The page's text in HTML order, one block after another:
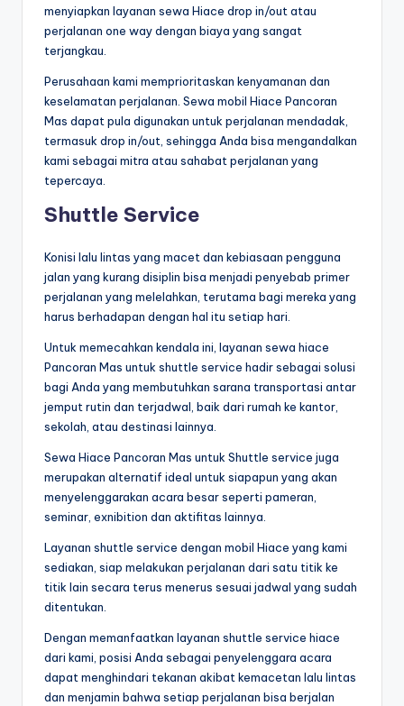
menyiapkan layanan sewa Hiace drop in/out atau
perjalanan one way dengan biaya yang sangat
terjangkau.
Perusahaan kami memprioritaskan kenyamanan dan
keselamatan perjalanan. Sewa mobil Hiace Pancoran
Mas dapat pula digunakan untuk perjalanan mendadak,
termasuk drop in/out, sehingga Anda bisa mengandalkan
kami sebagai mitra atau sahabat perjalanan yang
tepercaya.
Shuttle Service
Konisi lalu lintas yang macet dan kebiasaan pengguna
jalan yang kurang disiplin bisa menjadi penyebab primer
perjalanan yang melelahkan, terutama bagi mereka yang
harus berhadapan dengan hal itu setiap hari.
Untuk memecahkan kendala ini, layanan sewa hiace
Pancoran Mas untuk shuttle service hadir sebagai solusi
bagi Anda yang membutuhkan sarana transportasi antar
jemput rutin dan terjadwal, baik dari rumah ke kantor,
sekolah, atau destinasi lainnya.
Sewa Hiace Pancoran Mas untuk Shuttle service juga
merupakan alternatif ideal untuk siapapun yang akan
menyelenggarakan acara besar seperti pameran,
seminar, exnibition dan aktifitas lainnya.
Layanan shuttle service dengan mobil Hiace yang kami
sediakan, siap melakukan perjalanan dari satu titik ke
titik lain secara terus menerus sesuai jadwal yang sudah
ditentukan.
Dengan memanfaatkan layanan shuttle service hiace
dari kami, posisi Anda sebagai penyelenggara acara
dapat menghindari tekanan akibat kemacetan lalu lintas
dan menjamin bahwa setiap perjalanan bisa berjalan